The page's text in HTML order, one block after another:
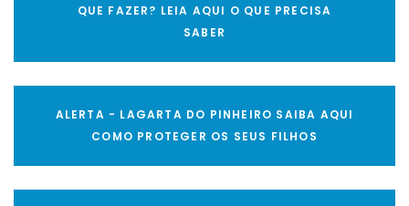
QUE FAZER? LEIA AQUI O QUE PRECISA
SABER
ALERTA - LAGARTA DO PINHEIRO SAIBA AQUI
COMO PROTEGER OS SEUS FILHOS